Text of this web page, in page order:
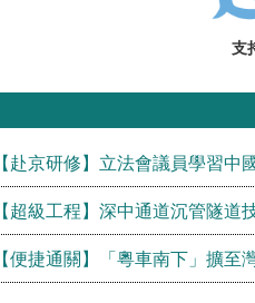
支
【赴京研修】立法會議員學習
【超級工程】深中通道沉管隧道
【便捷通關】「粵車南下」擴至